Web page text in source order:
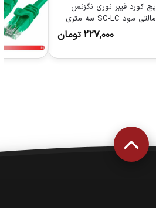
پچ کورد فیبر نوری نگزنس
مالتی مود SC-LC سه متری
227,000 تومان